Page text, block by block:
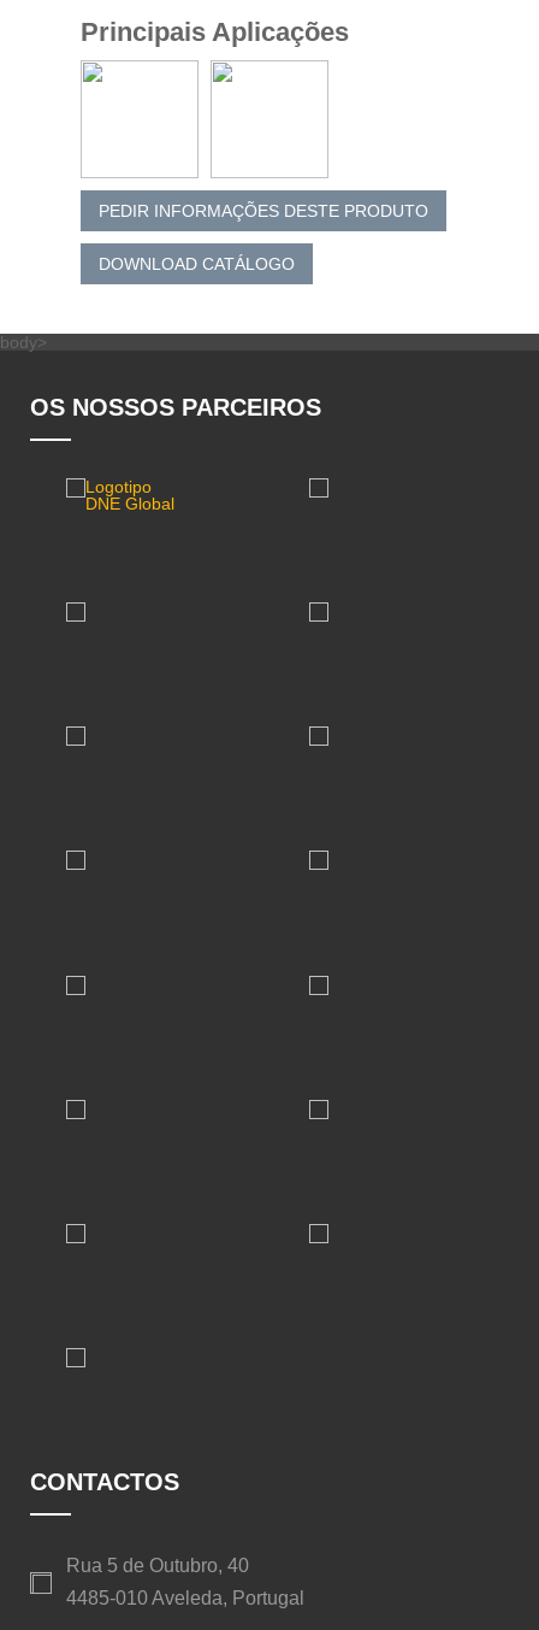
Principais Aplicações
PEDIR INFORMAÇÕES DESTE PRODUTO
DOWNLOAD CATÁLOGO
body>
OS NOSSOS PARCEIROS
CONTACTOS
Rua 5 de Outubro, 40
4485-010 Aveleda, Portugal